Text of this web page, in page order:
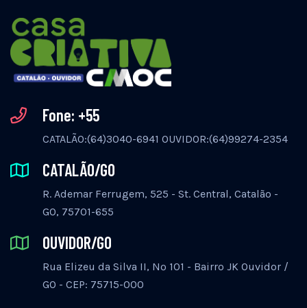
Fone: +55
CATALÃO:(64)3040-6941 OUVIDOR:(64)99274-2354
CATALÃO/GO
R. Ademar Ferrugem, 525 - St. Central, Catalão -
GO, 75701-655
OUVIDOR/GO
Rua Elizeu da Silva II, Nº 101 - Bairro JK Ouvidor /
GO - CEP: 75715-000